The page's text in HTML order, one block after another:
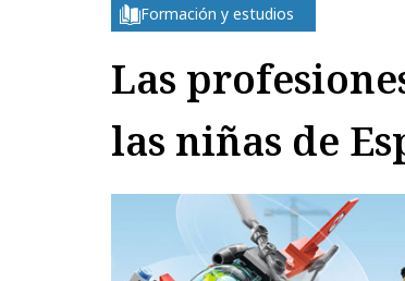
Formación y estudios
Las
las niñas de